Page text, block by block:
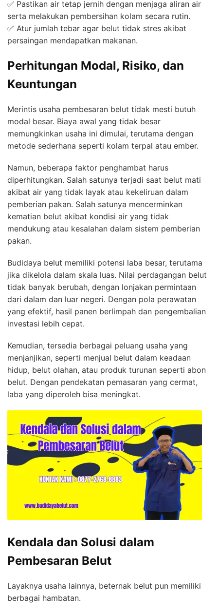
✅ Pastikan air tetap jernih dengan menjaga aliran air
serta melakukan pembersihan kolam secara rutin.
✅ Atur jumlah tebar agar belut tidak stres akibat
persaingan mendapatkan makanan.
Perhitungan Modal, Risiko, dan
Keuntungan
Merintis usaha pembesaran belut tidak mesti butuh
modal besar. Biaya awal yang tidak besar
memungkinkan usaha ini dimulai, terutama dengan
metode sederhana seperti kolam terpal atau ember.
Namun, beberapa faktor penghambat harus
diperhitungkan. Salah satunya terjadi saat belut mati
akibat air yang tidak layak atau kekeliruan dalam
pemberian pakan. Salah satunya mencerminkan
kematian belut akibat kondisi air yang tidak
mendukung atau kesalahan dalam sistem pemberian
pakan.
Budidaya belut memiliki potensi laba besar, terutama
jika dikelola dalam skala luas. Nilai perdagangan belut
tidak banyak berubah, dengan lonjakan permintaan
dari dalam dan luar negeri. Dengan pola perawatan
yang efektif, hasil panen berlimpah dan pengembalian
investasi lebih cepat.
Kemudian, tersedia berbagai peluang usaha yang
menjanjikan, seperti menjual belut dalam keadaan
hidup, belut olahan, atau produk turunan seperti abon
belut. Dengan pendekatan pemasaran yang cermat,
laba yang diperoleh bisa meningkat.
Kendala dan Solusi dalam
Pembesaran Belut
Layaknya usaha lainnya, beternak belut pun memiliki
berbagai hambatan.